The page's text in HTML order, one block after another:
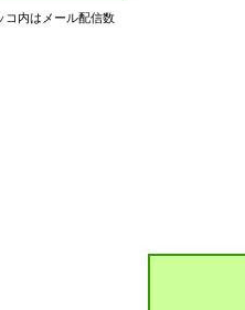
内はメール配信数